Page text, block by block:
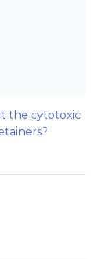
the cytotoxic